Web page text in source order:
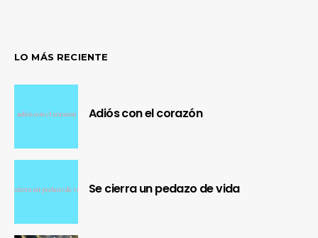
LO MÁS RECIENTE
Adiós con el corazón
Se cierra un pedazo de vida